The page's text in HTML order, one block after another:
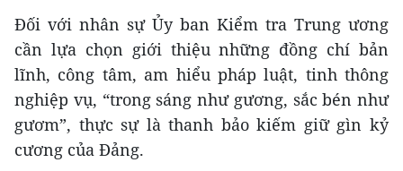
Đối với nhân sự Ủy ban Kiểm tra Trung ương
cần lựa chọn giới thiệu những đồng chí bản
lĩnh, công tâm, am hiểu pháp luật, tinh thông
nghiệp vụ, “trong sáng như gương, sắc bén như
gươm”, thực sự là thanh bảo kiếm giữ gìn kỷ
cương của Đảng.